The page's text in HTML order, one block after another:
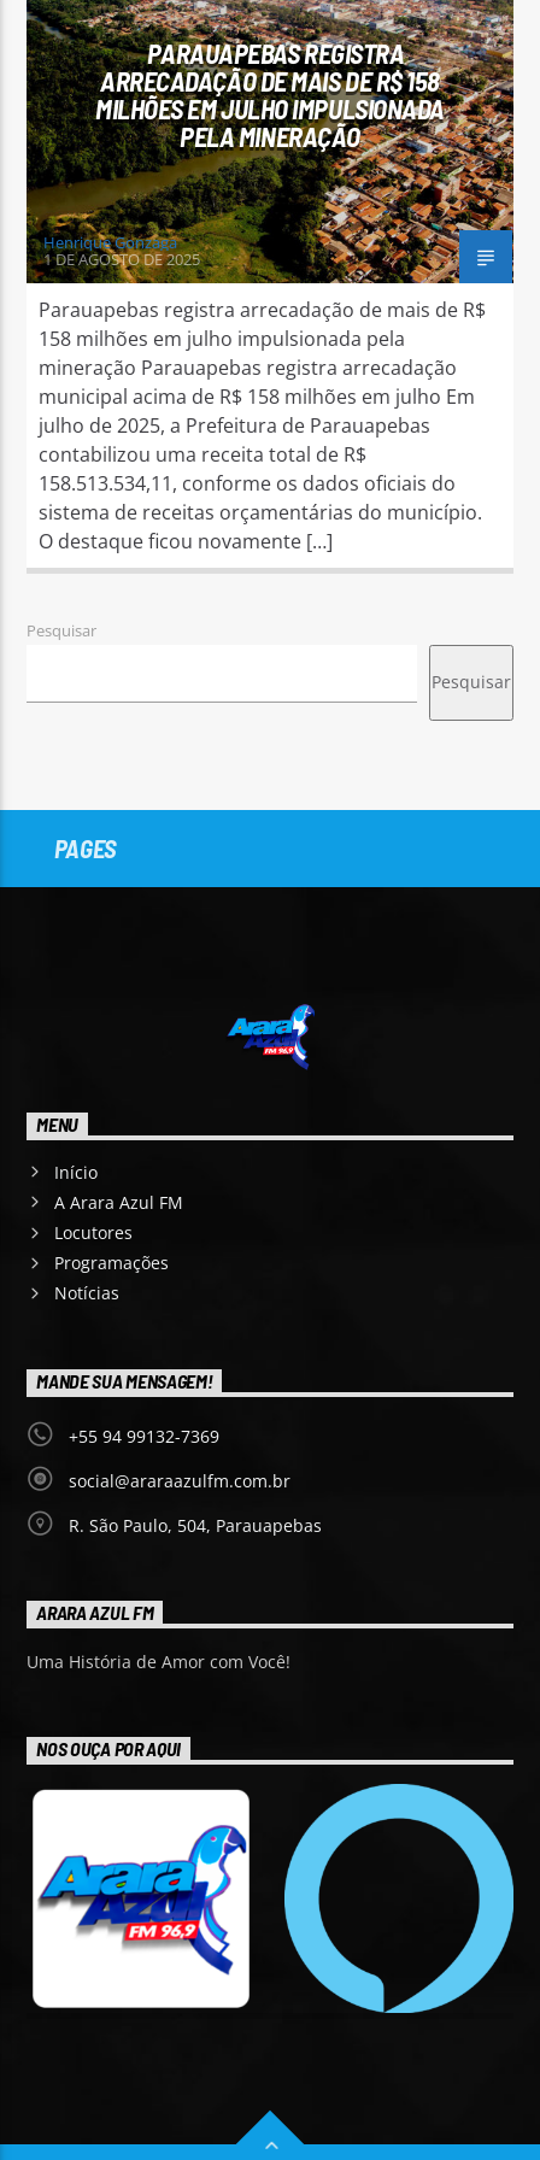
Arara Azul FM
PARAUAPEBAS REGISTRA
ARRECADAÇÃO DE MAIS DE R$ 158
MILHÕES EM JULHO IMPULSIONADA
PELA MINERAÇÃO
Henrique Gonzaga
1 DE AGOSTO DE 2025
Parauapebas registra arrecadação de mais de R$
158 milhões em julho impulsionada pela
mineração Parauapebas registra arrecadação
municipal acima de R$ 158 milhões em julho Em
julho de 2025, a Prefeitura de Parauapebas
contabilizou uma receita total de R$
158.513.534,11, conforme os dados oficiais do
sistema de receitas orçamentárias do município.
O destaque ficou novamente […]
Pesquisar
Pesquisar
PAGES
MENU
Início
A Arara Azul FM
Locutores
Programações
Notícias
MANDE SUA MENSAGEM!
+55 94 99132-7369
social@araraazulfm.com.br
R. São Paulo, 504, Parauapebas
ARARA AZUL FM
Uma História de Amor com Você!
NOS OUÇA POR AQUI